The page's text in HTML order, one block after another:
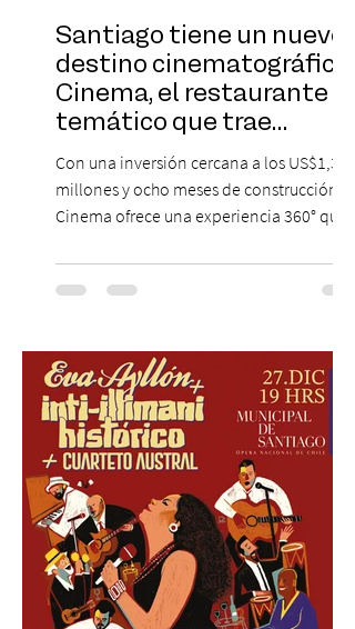
Santiago tiene un nuevo
destino cinematográfico:
Cinema, el restaurante
temático que trae
Hollywood a Chile
Con una inversión cercana a los US$1,3
millones y ocho meses de construcción,
Cinema ofrece una experiencia 360° que
cinematográfica y actores en vivo,
recreando algunos de los universos más
una nueva atracción a su oferta
gastronómica y turística con la apertura de
Cinema, un restaurante temático
inspirado en el concepto de un museo de
Hollywood, que promete transportar a sus
visitantes a distintos